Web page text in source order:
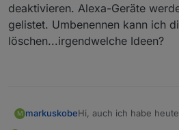
deaktivieren. Alexa-Geräte
gelistet. Umbenennen kann ich
löschen...irgendwelche Ideen?
M markuskobeHi, auch ich habe